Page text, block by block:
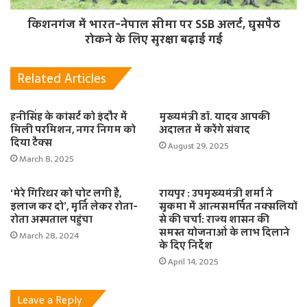
किशनगंज में भारत-नेपाल सीमा पर SSB अलर्ट, घुसपैठ
रोकने के लिए सुरक्षा बढ़ाई गई
Related Articles
हनीसिंह के कांसर्ट को इंदौर में
मिली परमिशन, नगर निगम को
दिया टैक्स
March 8, 2025
मुख्यमंत्री डॉ. यादव आपकी
अदालत में करेंगे संवाद
August 29, 2025
‘मेरे गिरिधर को चोट लगी है,
इलाज कर दो’, मूर्ति लेकर रोता-
रोता अस्पताल पहुंचा
March 28, 2024
रायपुर : उपमुख्यमंत्री शर्मा ने
सुकमा में आत्मसमर्पित नक्सलियों
से की चर्चा: राज्य शासन की
समस्त योजनाओं के लाभ दिलाने
के दिए निर्देश
April 14, 2025
Leave a Reply